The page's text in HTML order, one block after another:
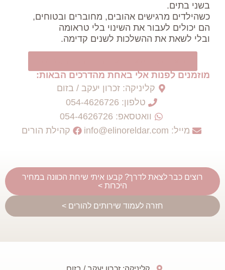
מרגישים אהובים, מחוברים ובטוחים,
לעבור את השינוי בלי טראומה
את ההשלכות לשנים קדימה.
לפנות אלי באחת מהדרכים הבאות:
קליניקה: זכרון יעקב / בזום
וואטסאפ: 054-4626726
קהילת הורים
לצאת לדרך? קבעו איתי שיחת הכוונה במחיר
חזרה לעמוד שירותים להורים >